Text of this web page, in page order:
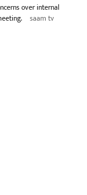
over internal
saam tv